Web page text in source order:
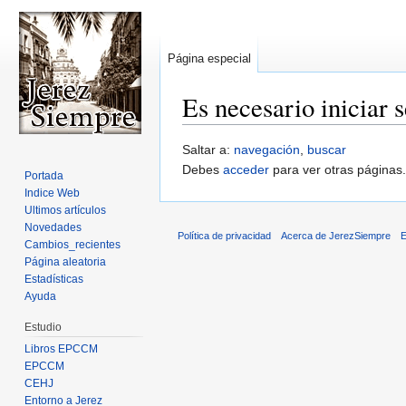
Es necesario iniciar
Saltar a: navegación, buscar
Debes acceder para ver otras páginas.
Página especial
Portada
Indice Web
Ultimos artículos
Novedades
Cambios_recientes
Página aleatoria
Estadísticas
Ayuda
Estudio
Libros EPCCM
EPCCM
CEHJ
Entorno a Jerez
Política de privacidad Acerca de JerezSiempre